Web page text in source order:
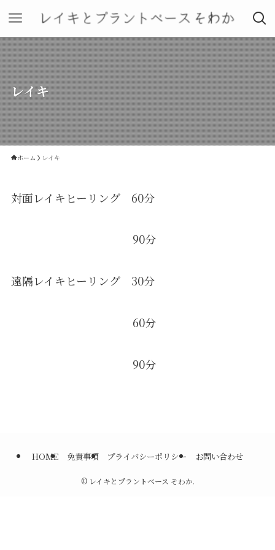
レイキ
ホーム レイキ
対面レイキヒーリング 60分
90分
遠隔レイキヒーリング 30分
60分
90分
HOME 免責事項 プライバシーポリシー お問い合わせ
©レイキとプラントベース そわか.